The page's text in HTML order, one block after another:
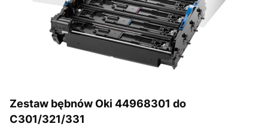
Zestaw bębnów Oki 44968301 do
C301/321/331